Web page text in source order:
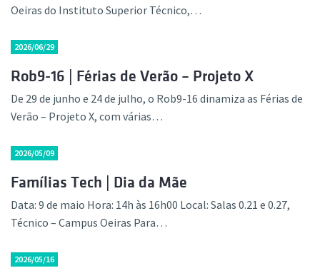
Oeiras do Instituto Superior Técnico,…
2026/06/29
Rob9-16 | Férias de Verão – Projeto X
De 29 de junho e 24 de julho, o Rob9-16 dinamiza as Férias de
Verão – Projeto X, com várias…
2026/05/09
Famílias Tech | Dia da Mãe
Data: 9 de maio Hora: 14h às 16h00 Local: Salas 0.21 e 0.27,
Técnico – Campus Oeiras Para…
2026/05/16